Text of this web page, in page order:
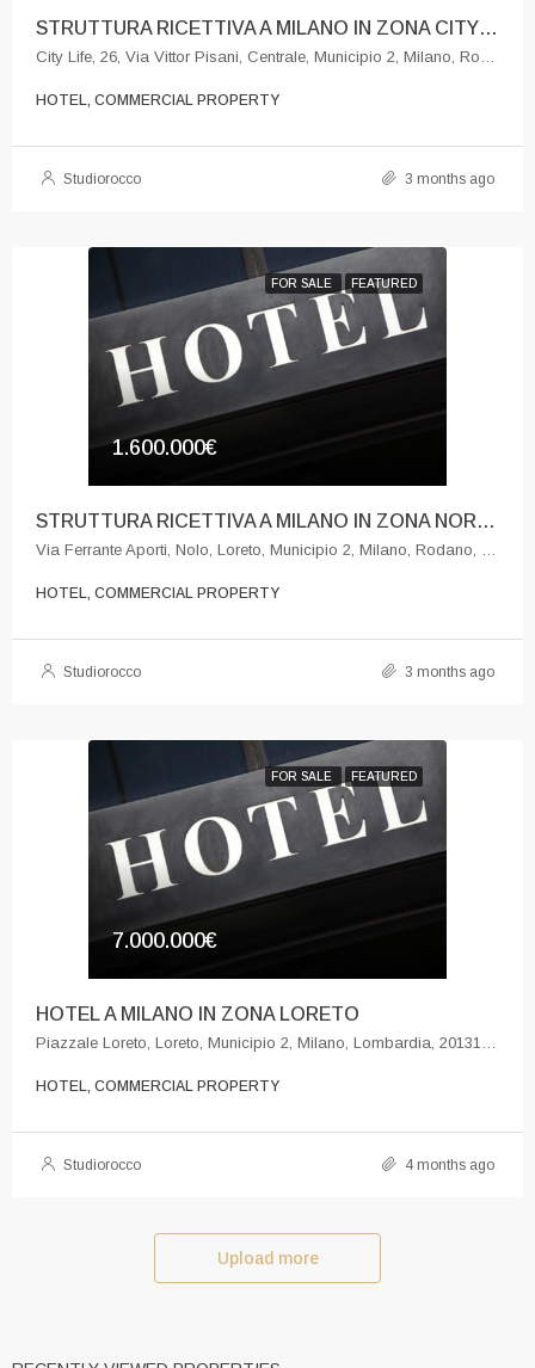
STRUTTURA RICETTIVA A MILANO IN ZONA CITY LIFE
HOTEL, COMMERCIAL PROPERTY
Studiorocco 3 months ago
FOR SALE FEATURED
1.600.000€
STRUTTURA RICETTIVA A MILANO IN ZONA NORD STRATEGICA
HOTEL, COMMERCIAL PROPERTY
Studiorocco 3 months ago
FOR SALE FEATURED
7.000.000€
HOTEL A MILANO IN ZONA LORETO
HOTEL, COMMERCIAL PROPERTY
Studiorocco 4 months ago
Upload more